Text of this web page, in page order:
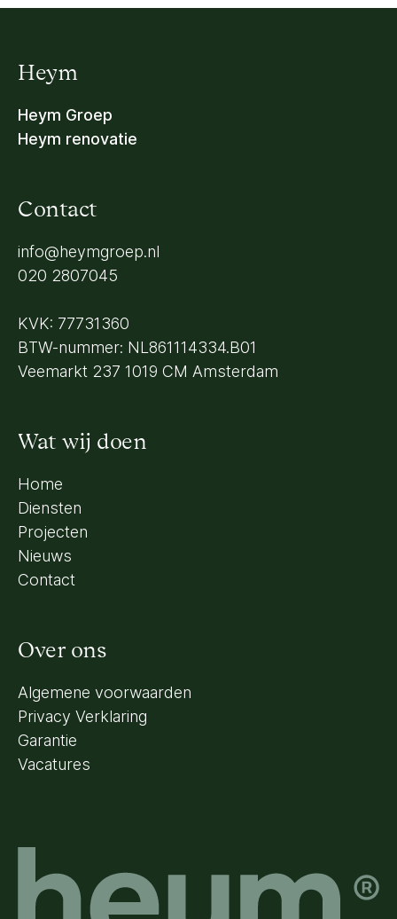
Heym
Heym Groep
Heym renovatie
Contact
info@heymgroep.nl
020 2807045
KVK: 77731360
BTW-nummer: NL861114334.B01
Veemarkt 237 1019 CM Amsterdam
Wat wij doen
Home
Diensten
Projecten
Nieuws
Contact
Over ons
Algemene voorwaarden
Privacy Verklaring
Garantie
Vacatures